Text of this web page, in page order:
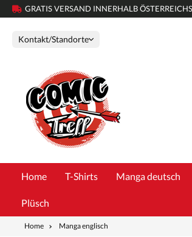
GRATIS VERSAND INNERHALB
Kontakt/Standorte
Home T-Shirts Manga deutsch
Plüsch
Home Manga englisch